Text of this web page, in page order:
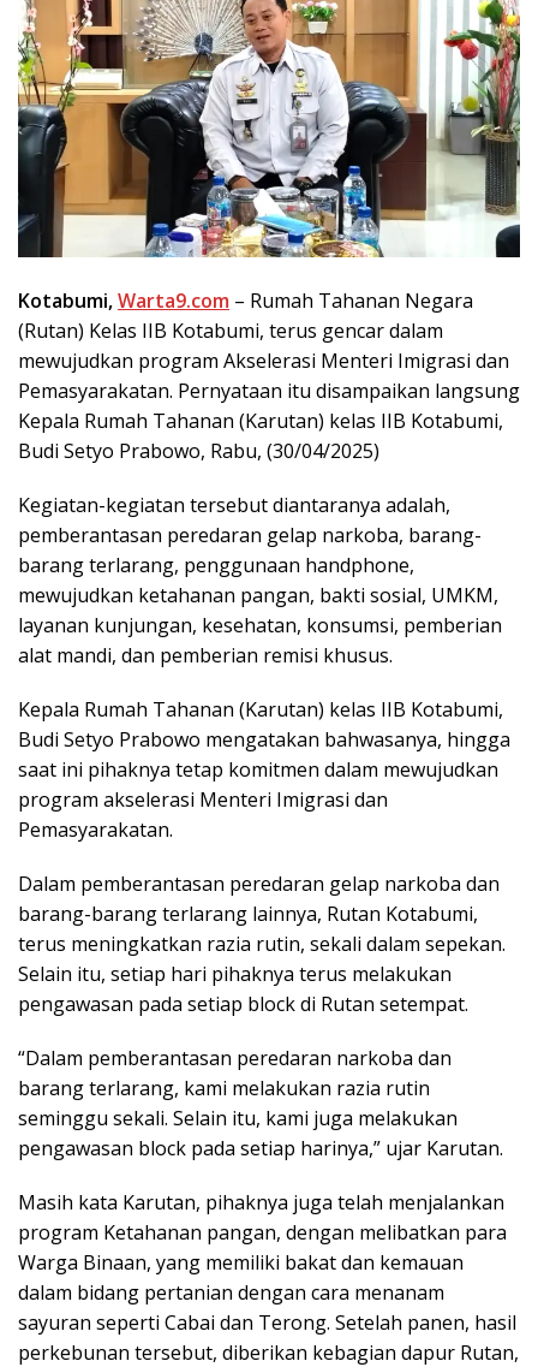
Kotabumi,Warta9.com – Rumah Tahanan Negara
(Rutan) Kelas IIB Kotabumi, terus gencar dalam
mewujudkan program Akselerasi Menteri Imigrasi dan
Pemasyarakatan. Pernyataan itu disampaikan langsung
Kepala Rumah Tahanan (Karutan) kelas IIB Kotabumi,
Budi Setyo Prabowo, Rabu, (30/04/2025)
Kegiatan-kegiatan tersebut diantaranya adalah,
pemberantasan peredaran gelap narkoba, barang-
barang terlarang, penggunaan handphone,
mewujudkan ketahanan pangan, bakti sosial, UMKM,
layanan kunjungan, kesehatan, konsumsi, pemberian
alat mandi, dan pemberian remisi khusus.
Kepala Rumah Tahanan (Karutan) kelas IIB Kotabumi,
Budi Setyo Prabowo mengatakan bahwasanya, hingga
saat ini pihaknya tetap komitmen dalam mewujudkan
program akselerasi Menteri Imigrasi dan
Pemasyarakatan.
Dalam pemberantasan peredaran gelap narkoba dan
barang-barang terlarang lainnya, Rutan Kotabumi,
terus meningkatkan razia rutin, sekali dalam sepekan.
Selain itu, setiap hari pihaknya terus melakukan
pengawasan pada setiap block di Rutan setempat.
“Dalam pemberantasan peredaran narkoba dan
barang terlarang, kami melakukan razia rutin
seminggu sekali. Selain itu, kami juga melakukan
pengawasan block pada setiap harinya,” ujar Karutan.
Masih kata Karutan, pihaknya juga telah menjalankan
program Ketahanan pangan, dengan melibatkan para
Warga Binaan, yang memiliki bakat dan kemauan
dalam bidang pertanian dengan cara menanam
sayuran seperti Cabai dan Terong. Setelah panen, hasil
perkebunan tersebut, diberikan kebagian dapur Rutan,